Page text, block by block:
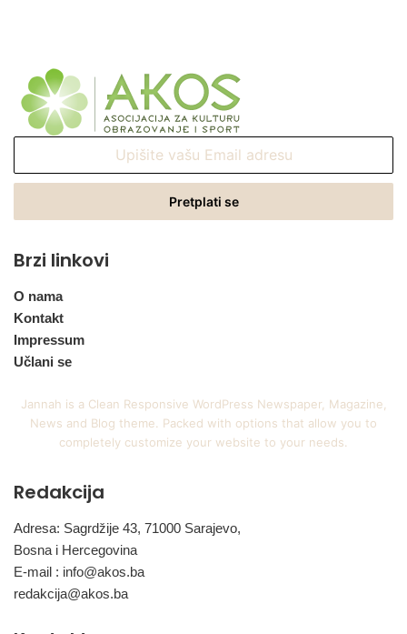
Email
Brzi linkovi
O nama
Kontakt
Impressum
Učlani se
Jannah is a Clean Responsive WordPress Newspaper, Magazine,
News and Blog theme. Packed with options that allow you to
completely customize your website to your needs.
Redakcija
Adresa: Sagrdžije 43, 71000 Sarajevo,
Bosna i Hercegovina
E-mail : info@akos.ba
redakcija@akos.ba